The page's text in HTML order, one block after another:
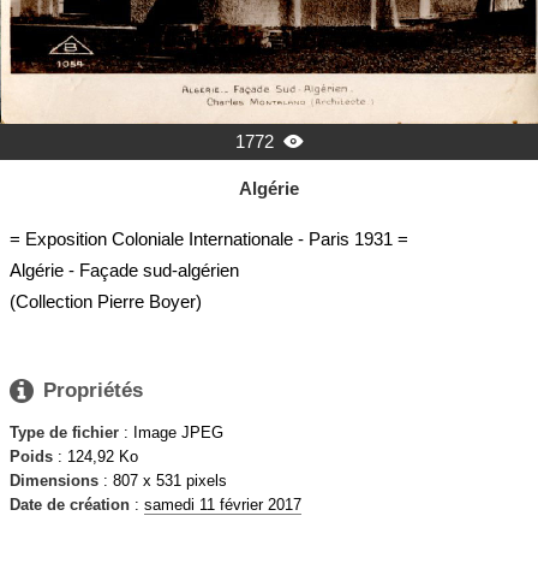
1772 
Algérie
= Exposition Coloniale Internationale - Paris 1931 =
Algérie - Façade sud-algérien
(Collection Pierre Boyer)
 Propriétés
Type de fichier : Image JPEG
Poids : 124,92 Ko
Dimensions : 807 x 531 pixels
Date de création : samedi 11 février 2017